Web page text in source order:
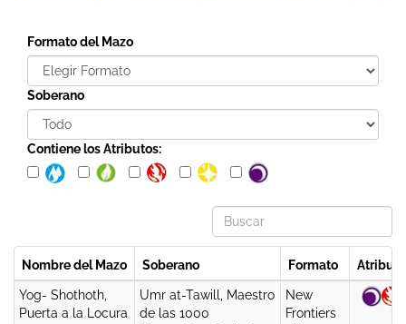
Formato del Mazo
Soberano
Contiene los Atributos:
Nombre del Mazo Soberano Formato Atributo
Nombre del Mazo Soberano Formato Atributo
Yog- Shothoth,
Puerta a la Locura
Umr at-Tawill, Maestro
de las 1000
New
Frontiers